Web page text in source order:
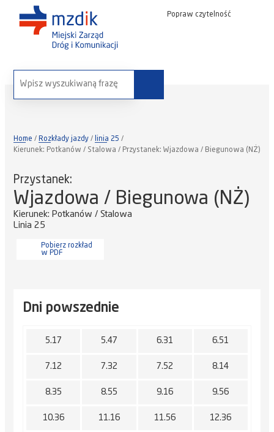
Popraw czytelność
wyszukaj na stronie:
Home Rozkłady jazdy
linia 25
Kierunek: Potkanów / Stalowa / Przystanek: Wjazdowa / Biegunowa (NŻ)
Przystanek:
Wjazdowa / Biegunowa (NŻ)
Kierunek: Potkanów / Stalowa
Linia 25
Pobierz rozkład
w PDF
Dni powszednie
5.17 5.47 6.31 6.51
7.12 7.32 7.52 8.14
8.35 8.55 9.16 9.56
10.36 11.16 11.56 12.36